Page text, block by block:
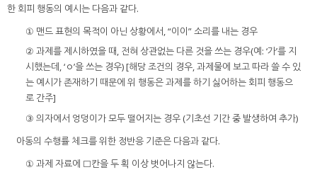
한 회피 행동의 예시는 다음과 같다.
① 맨드 표현의 목적이 아닌 상황에서, “이이” 소리를 내는 경우
② 과제를 제시하였을 때, 전혀 상관없는 다른 것을 쓰는 경우(예: ‘가’를 지
시했는데, ‘ㅇ’을 쓰는 경우) [해당 조건의 경우, 과제물에 보고 따라 쓸 수 있
는 예시가 존재하기 때문에 위 행동은 과제를 하기 싫어하는 회피 행동으
로 간주]
③ 의자에서 엉덩이가 모두 떨어지는 경우 (기초선 기간 중 발생하여 추가)
아동의 수행률 체크를 위한 정반응 기준은 다음과 같다.
① 과제 자료에 □칸을 두 획 이상 벗어나지 않는다.